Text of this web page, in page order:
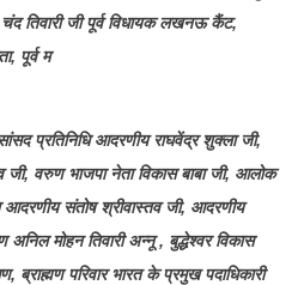
तिवारी जी पूर्व विधायक लखनऊ कैंट,
पूर्व म
प्रतिनिधि आदरणीय राघवेंद्र शुक्ला जी,
जी, वरुण भाजपा नेता विकास बाबा जी, आलोक
आदरणीय संतोष श्रीवास्तव जी, आदरणीय
अनिल मोहन तिवारी अन्नू , बुद्धेश्वर विकास
ब्राह्मण परिवार भारत के प्रमुख पदाधिकारी